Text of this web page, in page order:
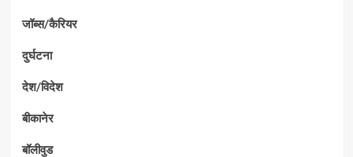
जॉब्स/कैरियर
दुर्घटना
देश/विदेश
बीकानेर
बॉलीवुड